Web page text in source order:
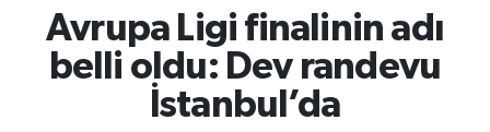
Avrupa Ligi finalinin adı
belli oldu: Dev randevu
İstanbul’da
Borsa Haberleri
İş Dünyası
Süper Lig Puan Durumu ve Fikstür
Tüm Manşetler
Son Dakika Haberleri